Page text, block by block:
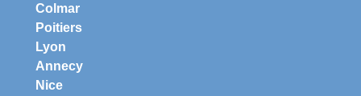
Colmar
Poitiers
Lyon
Annecy
Nice